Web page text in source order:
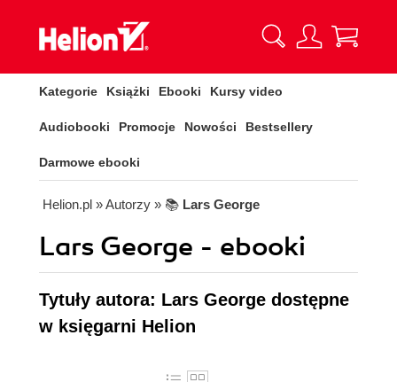
Kategorie Książki Ebooki Kursy video
Audiobooki Promocje Nowości Bestsellery
Darmowe ebooki
Helion.pl » Autorzy » 📚 Lars George
Lars George - ebooki
Tytuły autora: Lars George dostępne
w księgarni Helion